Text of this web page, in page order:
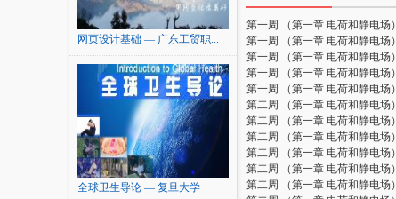
网页设计基础 — 广东工贸职...
全球卫生导论 — 复旦大学
第一周 （第一章 电荷和静电场）
第一周 （第一章 电荷和静电场）
第一周 （第一章 电荷和静电场）
第一周 （第一章 电荷和静电场）
第一周 （第一章 电荷和静电场）
第二周 （第一章 电荷和静电场）
第二周 （第一章 电荷和静电场）
第二周 （第一章 电荷和静电场）
第二周 （第一章 电荷和静电场）
第二周 （第一章 电荷和静电场）
第二周 （第一章 电荷和静电场）